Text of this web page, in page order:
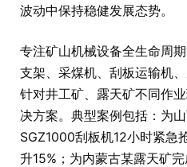
波动中保持稳健发展态势。
专注矿山机械设备全生命周
支架、采煤机、刮板运输机
针对井工矿、露天矿不同作
决方案。典型案例包括：为
SGZ1000刮板机12小时紧急
升15%；为内蒙古某露天矿